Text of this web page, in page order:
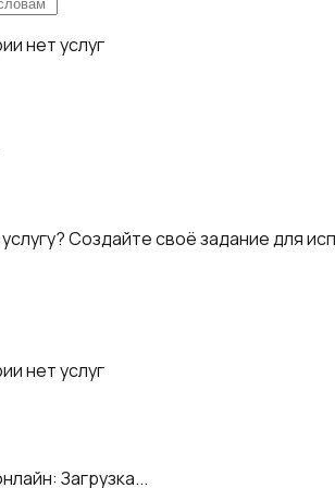
нет услуг
Создайте своё задание для
нет услуг
Загрузка...